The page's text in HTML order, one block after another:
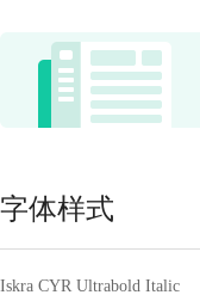
字体样式
Iskra CYR Ultrabold Italic